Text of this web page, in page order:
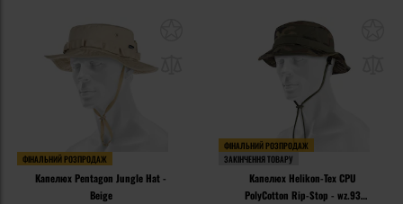
ФІНАЛЬНИЙ РОЗПРОДАЖ
Капелюх Pentagon Jungle Hat -
Beige
ФІНАЛЬНИЙ РОЗПРОДАЖ
ЗАКІНЧЕННЯ ТОВАРУ
Капелюх Helikon-Tex CPU
PolyCotton Rip-Stop - wz.93